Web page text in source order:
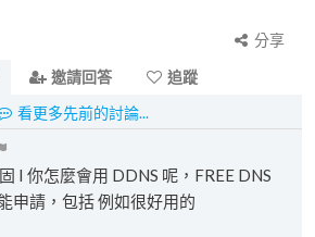
分享
邀請回答
追蹤
看更多先前的討論...
I 你怎麼會用 DDNS 呢，FREE DNS
申請，包括 例如很好用的